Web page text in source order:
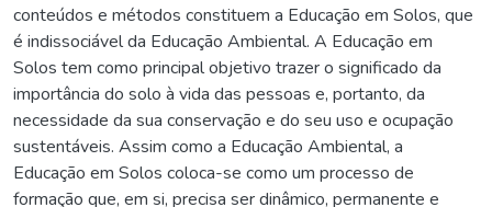
conteúdos e métodos constituem a Educação em Solos, que
é indissociável da Educação Ambiental. A Educação em
Solos tem como principal objetivo trazer o significado da
importância do solo à vida das pessoas e, portanto, da
necessidade da sua conservação e do seu uso e ocupação
sustentáveis. Assim como a Educação Ambiental, a
Educação em Solos coloca-se como um processo de
formação que, em si, precisa ser dinâmico, permanente e